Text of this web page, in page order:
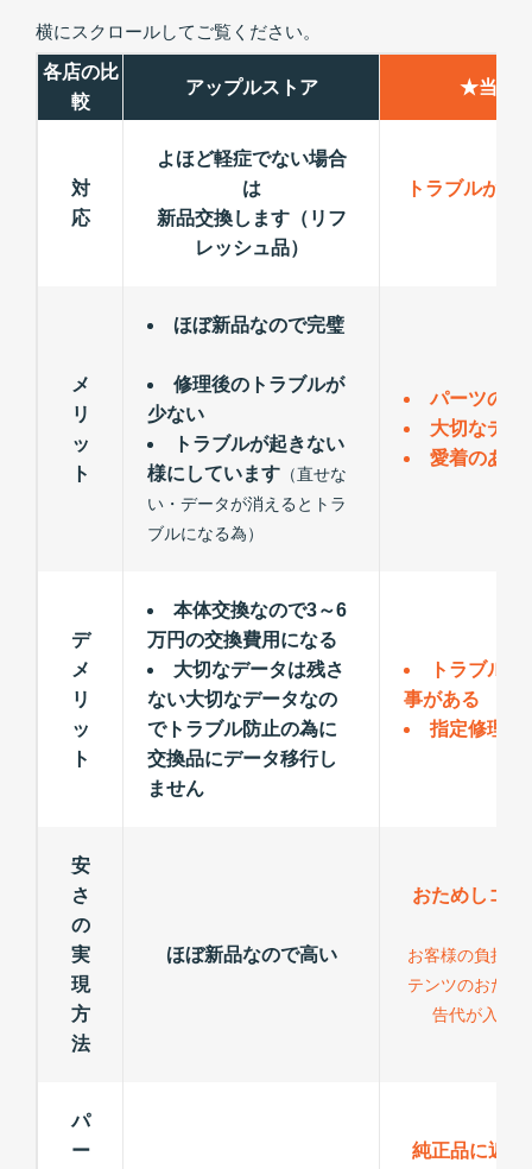
横にスクロールしてご覧ください。
各店の比
較
アップルストア ★当店
対
応
よほど軽症でない場合
は
新品交換します（リフ
レッシュ品）
トラブルが
メ
リ
ッ
ト
ほぼ新品なので完璧
修理後のトラブルが
少ない
トラブルが起きない
様にしています （直せな
い・データが消えるとトラ
ブルになる為）
パーツの交
大切なデー
愛着のある
デ
メ
リ
ッ
ト
本体交換なので3～6
万円の交換費用になる
大切なデータは残さ
ない大切なデータなの
でトラブル防止の為に
交換品にデータ移行し
ません
トラブル
事がある
指定修理以
安
さ
の
実
現
方
法
ほぼ新品なので高い
おためしコン
お客様の負担が
テンツのおため
告代が入る
パ
ー
純正品に近い